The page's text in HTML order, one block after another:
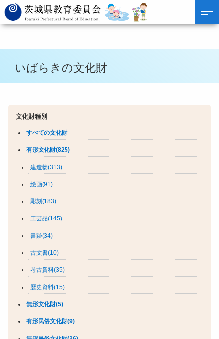
いばらきの文化財
文化財種別
すべての文化財
有形文化財(825)
建造物(313)
絵画(91)
彫刻(183)
工芸品(145)
書跡(34)
古文書(10)
考古資料(35)
歴史資料(15)
無形文化財(5)
有形民俗文化財(9)